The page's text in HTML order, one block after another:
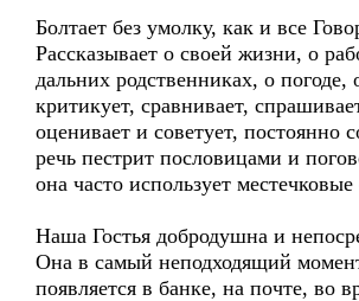
Болтает без умолку, как и все
Рассказывает о своей жизни, о
дальних родственниках, о погоде,
критикует, сравнивает,
оценивает и советует, постоянно
речь пестрит пословицами и
она часто использует местечковые
Наша Гостья добродушна и
Она в самый неподходящий
появляется в банке, на почте, во